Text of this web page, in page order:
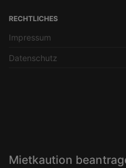
RECHTLICHES
Impressum
Datenschutz
Mietkaution